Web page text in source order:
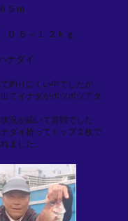
５ｍ
.６～１.２ｋｇ
ナダイ
釣りにくい中でしたが、
てイナダがポツポツアタ
況が続いて苦戦でした
ダイ拾ってトップ２枚で
ました。